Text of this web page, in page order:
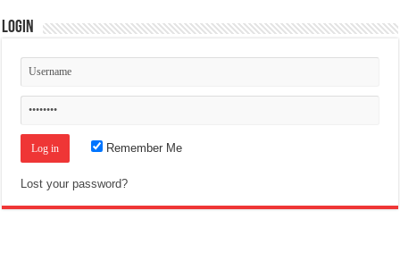
Login
Remember Me
Lost your password?